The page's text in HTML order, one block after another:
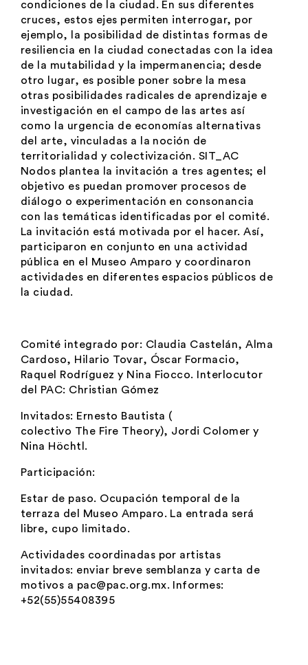
condiciones de la ciudad. En sus diferentes
cruces, estos ejes permiten interrogar, por
ejemplo, la posibilidad de distintas formas de
resiliencia en la ciudad conectadas con la idea
de la mutabilidad y la impermanencia; desde
otro lugar, es posible poner sobre la mesa
otras posibilidades radicales de aprendizaje e
investigación en el campo de las artes así
como la urgencia de economías alternativas
del arte, vinculadas a la noción de
territorialidad y colectivización. SIT_AC
Nodos plantea la invitación a tres agentes; el
objetivo es puedan promover procesos de
diálogo o experimentación en consonancia
con las temáticas identificadas por el comité.
La invitación está motivada por el hacer. Así,
participaron en conjunto en una actividad
pública en el Museo Amparo y coordinaron
actividades en diferentes espacios públicos de
la ciudad.
Comité integrado por: Claudia Castelán, Alma
Cardoso, Hilario Tovar, Óscar Formacio,
Raquel Rodríguez y Nina Fiocco. Interlocutor
del PAC: Christian Gómez
Invitados: Ernesto Bautista (
colectivo The Fire Theory), Jordi Colomer y
Nina Höchtl .
Participación:
Estar de paso. Ocupación temporal de la
terraza del Museo Amparo. La entrada será
libre, cupo limitado.
Actividades coordinadas por artistas
invitados: enviar breve semblanza y carta de
motivos a pac@pac.org.mx. Informes:
+52(55)55408395